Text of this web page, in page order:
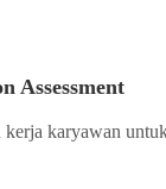
Assessment
kerja karyawan